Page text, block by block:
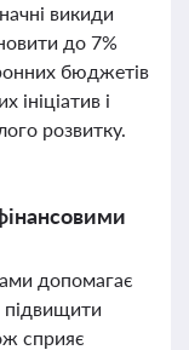
викиди
до 7%
бюджетів
ініціатив і
розвитку.
допомагає
підвищити
сприяє